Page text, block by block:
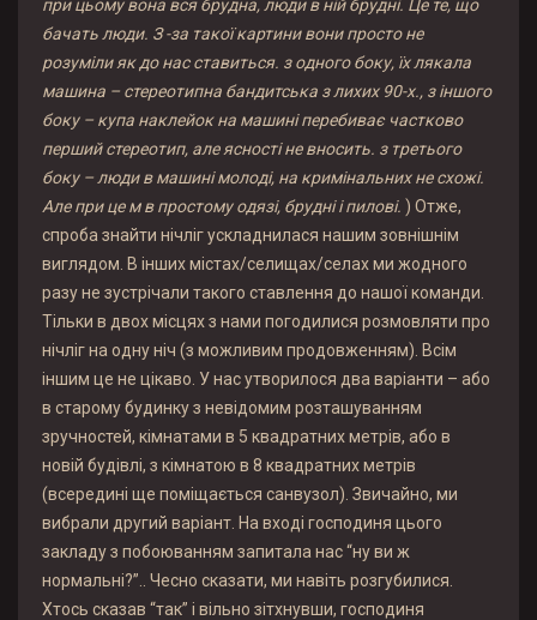
при цьому вона вся брудна, люди в ній брудні. Це те, що
бачать люди. З -за такої картини вони просто не
розуміли як до нас ставиться. з одного боку, їх лякала
машина – стереотипна бандитська з лихих 90-х., з іншого
боку – купа наклейок на машині перебиває частково
перший стереотип, але ясності не вносить. з третього
боку – люди в машині молоді, на кримінальних не схожі.
Але при це м в простому одязі, брудні і пилові. ) Отже,
спроба знайти нічліг ускладнилася нашим зовнішнім
виглядом. В інших містах/селищах/селах ми жодного
разу не зустрічали такого ставлення до нашої команди.
Тільки в двох місцях з нами погодилися розмовляти про
нічліг на одну ніч (з можливим продовженням). Всім
іншим це не цікаво. У нас утворилося два варіанти – або
в старому будинку з невідомим розташуванням
зручностей, кімнатами в 5 квадратних метрів, або в
новій будівлі, з кімнатою в 8 квадратних метрів
(всередині ще поміщається санвузол). Звичайно, ми
вибрали другий варіант. На вході господиня цього
закладу з побоюванням запитала нас “ну ви ж
нормальні?”.. Чесно сказати, ми навіть розгубилися.
Хтось сказав “так” і вільно зітхнувши, господиня